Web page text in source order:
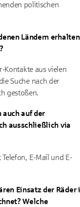
politischen
Ländern
Kontakte aus vielen
Suche nach der
gestoßen.
auch auf der
ausschließlich via
E-Mail und E-
Einsatz der Räder
Welche